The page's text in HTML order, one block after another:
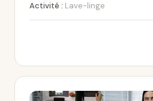
Activité : Lave-linge